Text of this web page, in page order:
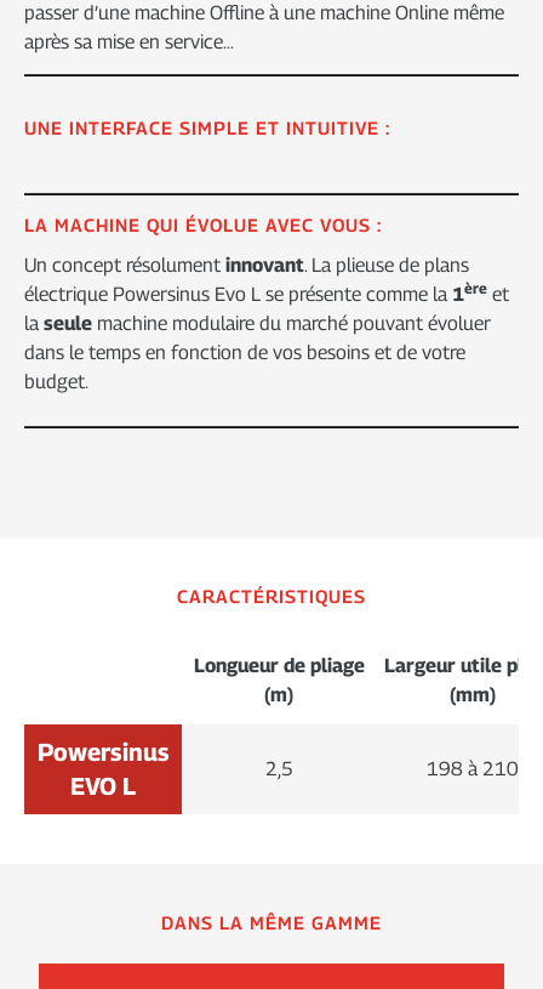
passer d’une machine Offline à une machine Online même
après sa mise en service…
UNE INTERFACE SIMPLE ET INTUITIVE :
LA MACHINE QUI ÉVOLUE AVEC VOUS :
Un concept résolument innovant. La plieuse de plans
électrique Powersinus Evo L se présente comme la 1ère et
la seule machine modulaire du marché pouvant évoluer
dans le temps en fonction de vos besoins et de votre
budget.
CARACTÉRISTIQUES
Longueur de pliage
(m)
Largeur utile
(mm)
Powersinus
EVO L
2,5 198 à 210
DANS LA MÊME GAMME